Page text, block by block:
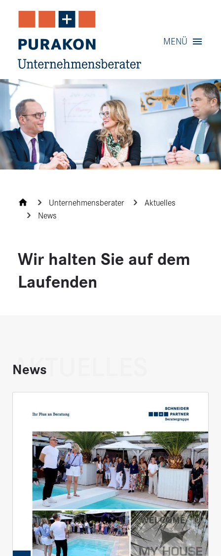
Inhalt
Service
MENÜ
Unternehmensberater
Aktuelles
News
Wir halten Sie auf dem
Laufenden
AKTUELLES
News